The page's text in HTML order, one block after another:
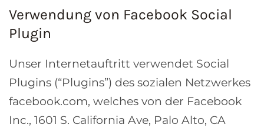
Verwendung von Facebook Social
Plugin
Unser Internetauftritt verwendet Social
Plugins (“Plugins”) des sozialen Netzwerkes
facebook.com, welches von der Facebook
Inc., 1601 S. California Ave, Palo Alto, CA